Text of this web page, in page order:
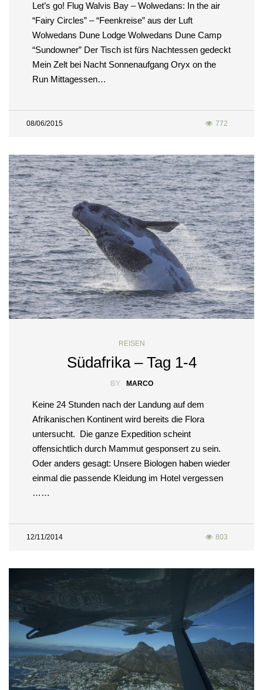
Let’s go! Flug Walvis Bay – Wolwedans: In the air
“Fairy Circles” – “Feenkreise” aus der Luft
Wolwedans Dune Lodge Wolwedans Dune Camp
“Sundowner” Der Tisch ist fürs Nachtessen gedeckt
Mein Zelt bei Nacht Sonnenaufgang Oryx on the
Run Mittagessen…
08/06/2015 772
REISEN
Südafrika – Tag 1-4
BY MARCO
Keine 24 Stunden nach der Landung auf dem
Afrikanischen Kontinent wird bereits die Flora
untersucht. Die ganze Expedition scheint
offensichtlich durch Mammut gesponsert zu sein.
Oder anders gesagt: Unsere Biologen haben wieder
einmal die passende Kleidung im Hotel vergessen
……
12/11/2014 803